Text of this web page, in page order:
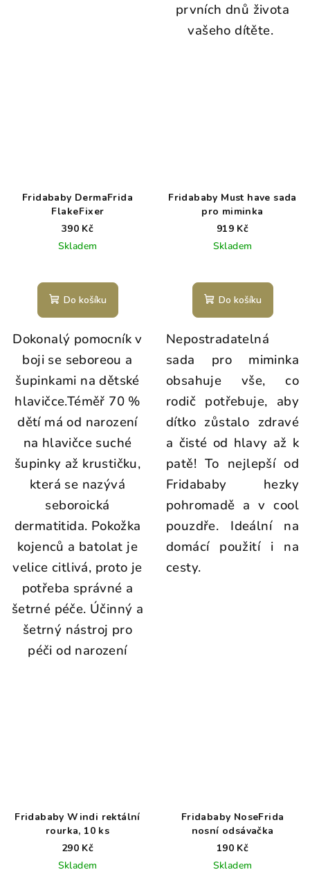
prvních dnů života
vašeho dítěte.
Fridababy DermaFrida
FlakeFixer
390 Kč
Skladem
Do košíku
Dokonalý pomocník v
boji se seboreou a
šupinkami na dětské
hlavičce.Téměř 70 %
dětí má od narození
na hlavičce suché
šupinky až krustičku,
která se nazývá
seboroická
dermatitida. Pokožka
kojenců a batolat je
velice citlivá, proto je
potřeba správné a
šetrné péče. Účinný a
šetrný nástroj pro
péči od narození
Fridababy Must have sada
pro miminka
919 Kč
Skladem
Do košíku
Nepostradatelná
sada pro miminka
obsahuje vše, co
rodič potřebuje, aby
dítko zůstalo zdravé
a čisté od hlavy až k
patě! To nejlepší od
Fridababy hezky
pohromadě a v cool
pouzdře. Ideální na
domácí použití i na
cesty.
Fridababy Windi rektální
rourka, 10 ks
290 Kč
Skladem
Fridababy NoseFrida
nosní odsávačka
190 Kč
Skladem